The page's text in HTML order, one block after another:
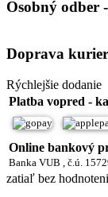
Osobný odber
Doprava
Rýchlejšie dodanie
Platba vopred -
Online bankový
Banka VUB , č.ú.
zatiaľ bez